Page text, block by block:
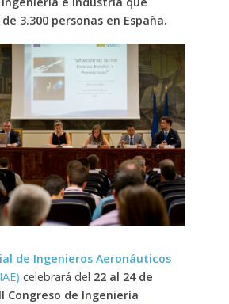
3.300 personas en España.
de Ingenieros Aeronáuticos
celebrará del 22 al 24 de
II Congreso de Ingeniería